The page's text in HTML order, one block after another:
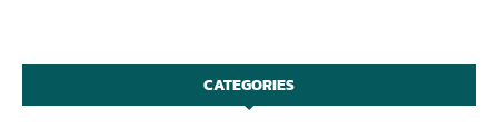
CATEGORIES